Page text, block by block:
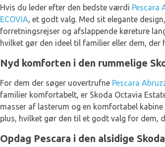
Hvis du leder efter den bedste værdi Pescara
ECOVIA, et godt valg. Med sit elegante
forretningsrejser og afslappende køreture
hvilket gør den ideel til familier eller dem, der
Nyd komforten i den rummelige
For dem der søger uovertrufne Pescara
familier komfortabelt, er Skoda Octavia
masser af lasterum og en komfortabel
plus, hvilket gør den til et godt valg for dem,
Opdag Pescara i den alsidige